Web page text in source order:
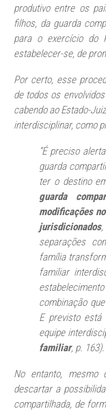
produtivo entre os
filhos, da guarda
para o exercício do
estabelecer-se, de
Por certo, esse
de todos os
cabendo ao Estado-
interdisciplinar, como
“É preciso
guarda
ter o destino
guarda
modificações
jurisdicionados,
separações
família
familiar
combinação
E previsto
equipe
familiar, p. 163).
No entanto,
descartar a
compartilhada, de